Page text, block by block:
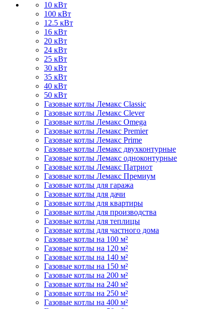
10 кВт
100 кВт
12.5 кВт
16 кВт
20 кВт
24 кВт
25 кВт
30 кВт
35 кВт
40 кВт
50 кВт
Газовые котлы Лемакс Classic
Газовые котлы Лемакс Clever
Газовые котлы Лемакс Omega
Газовые котлы Лемакс Premier
Газовые котлы Лемакс Prime
Газовые котлы Лемакс двухконтурные
Газовые котлы Лемакс одноконтурные
Газовые котлы Лемакс Патриот
Газовые котлы Лемакс Премиум
Газовые котлы для гаража
Газовые котлы для дачи
Газовые котлы для квартиры
Газовые котлы для производства
Газовые котлы для теплицы
Газовые котлы для частного дома
Газовые котлы на 100 м²
Газовые котлы на 120 м²
Газовые котлы на 140 м²
Газовые котлы на 150 м²
Газовые котлы на 200 м²
Газовые котлы на 240 м²
Газовые котлы на 250 м²
Газовые котлы на 400 м²